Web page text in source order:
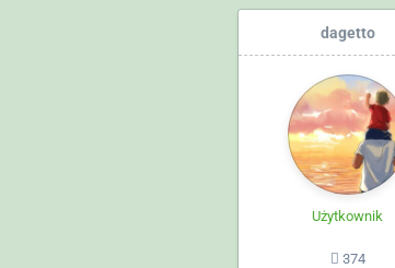
dagetto
Użytkownik
374